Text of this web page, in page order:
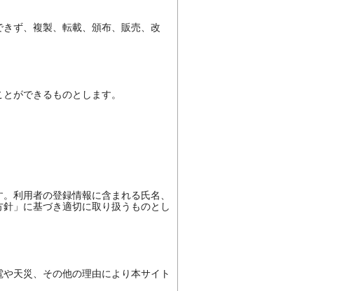
ず、複製、転載、頒布、販売、改
ができるものとします。
利用者の登録情報に含まれる氏名、
」に基づき適切に取り扱うものとし
天災、その他の理由により本サイト